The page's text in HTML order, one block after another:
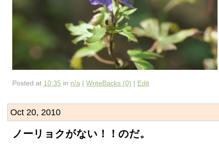
Posted at 10:35 in n/a | WriteBacks (0) | Edit
Oct 20, 2010
ノーリョクがない！！のだ。